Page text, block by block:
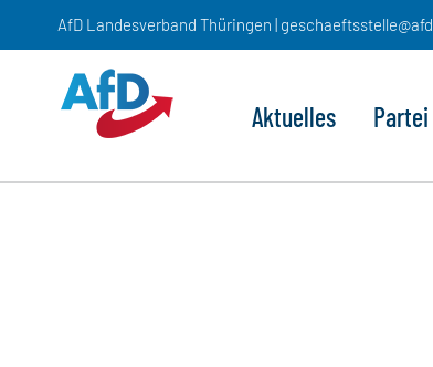
AfD Landesverband Thüringen |
Aktuelles Partei